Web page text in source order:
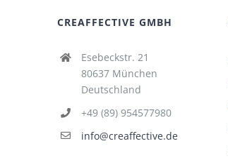
CREAFFECTIVE GMBH
Esebeckstr. 21
80637 München
Deutschland
+49 (89) 954577980
info@creaffective.de